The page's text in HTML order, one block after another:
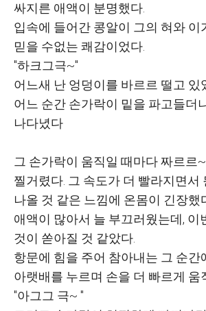
싸지른 애액이 분명했다.
입속에 들어간 콩알이 그의 혀와 이
믿을 수없는 쾌감이었다.
"하크그극~"
어느새 난 엉덩이를 바르르 떨고 있
어느 순간 손가락이 밑을 파고들더
나다녔다
그 손가락이 움직일 때마다 짜르르
찔거렸다. 그 속도가 더 빨라지면서
나올 것 같은 느낌에 온몸이 긴장했
애액이 많아서 늘 부끄러웠는데, 이
것이 쏟아질 것 같았다.
항문에 힘을 주어 참아내는 그 순간
아랫배를 누르며 손을 더 빠르게 움
"아그그 극~ "